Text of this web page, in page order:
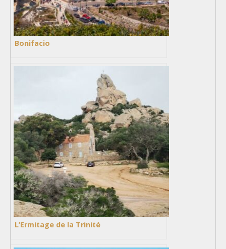
Bonifacio
L’Ermitage de la Trinité